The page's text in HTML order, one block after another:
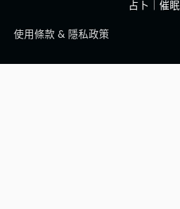
占卜｜催眠
使用條款 & 隱私政策